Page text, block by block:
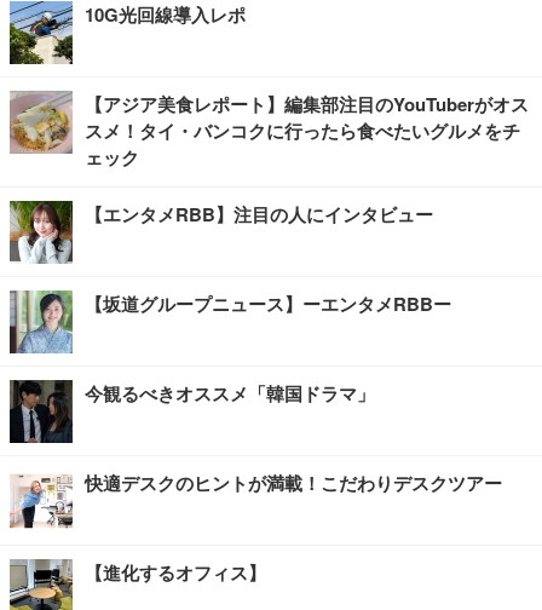
10G光回線導入レポ
【アジア美食レポート】編集部注目のYouTuberがオス
スメ！タイ・バンコクに行ったら食べたいグルメをチ
ェック
【エンタメRBB】注目の人にインタビュー
【坂道グループニュース】ーエンタメRBBー
今観るべきオススメ「韓国ドラマ」
快適デスクのヒントが満載！こだわりデスクツアー
【進化するオフィス】